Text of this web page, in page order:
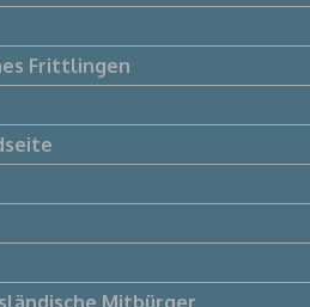
Frittlingen
Mitbürger